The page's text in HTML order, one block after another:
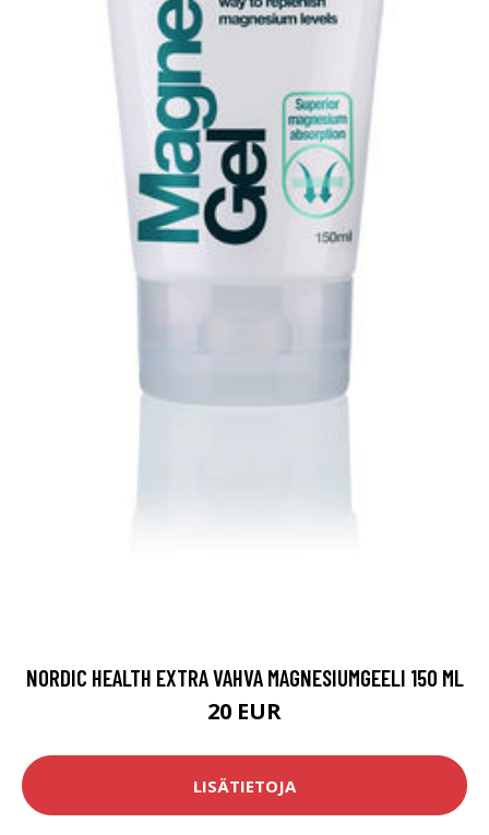
NORDIC HEALTH EXTRA VAHVA MAGNESIUMGEELI 150 ML
20 EUR
LISÄTIETOJA